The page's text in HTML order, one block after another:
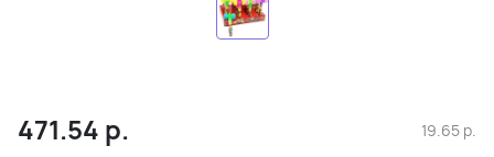
471.54 р. 19.65 р.